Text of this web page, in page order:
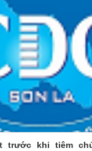
trước khi tiêm